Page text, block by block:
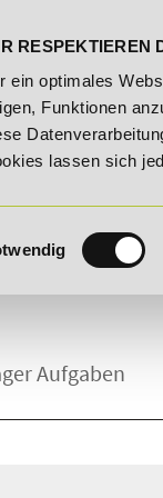
RESPEKTIEREN
ein optimales
Funktionen
lassen sich
-
Aufgaben